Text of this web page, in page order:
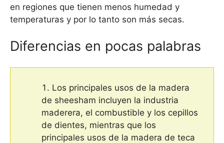
en regiones que tienen menos humedad y
temperaturas y por lo tanto son más secas.
Diferencias en pocas palabras
Los principales usos de la madera
de sheesham incluyen la industria
maderera, el combustible y los cepillos
de dientes, mientras que los
principales usos de la madera de teca